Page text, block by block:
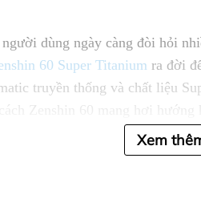
dùng ngày càng đòi hỏi
60 Super Titanium ra đời
truyền thống và chất liệu
Zenshin 60 mang hơi
đồng hồ cơ đeo hàng ngày
Xem